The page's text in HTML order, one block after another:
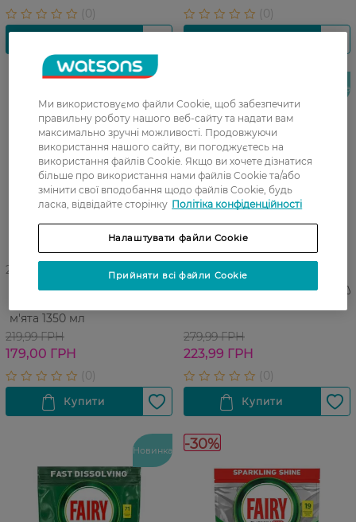
27 07 - 23 08
Засіб для миття посуду Fairy
м'ята 1350 мл
219,99 ГРН
179,00 ГРН
Новинка
27 07 - 23 08
Засіб для миття посуду Fairy
279,99 ГРН
223,99 ГРН
Новинка -30%
Ми використовуємо файли Cookie, щоб забезпечити
правильну роботу нашого веб-сайту та надати вам
максимально зручні можливості. Продовжуючи
використання нашого сайту, ви погоджуєтесь на
використання файлів Cookie. Якщо ви хочете дізнатися
більше про використання нами файлів Cookie та/або
змінити свої вподобання щодо файлів Cookie, будь
ласка, відвідайте сторінку Політіка конфіденційності
Налаштувати файли Cookie
Прийняти всі файли Cookie